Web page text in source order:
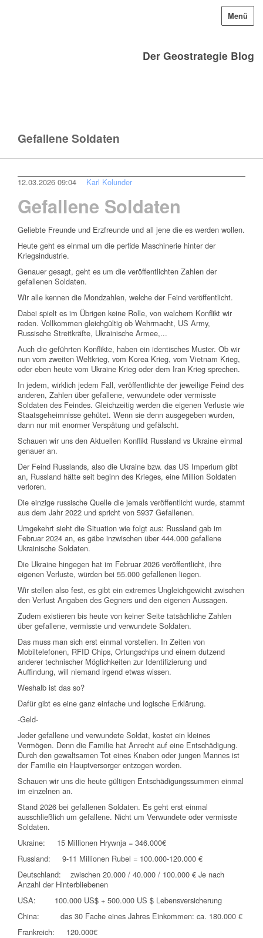
Der Geostrategie Blog
Menü
Gefallene Soldaten
12.03.2026 09:04 Karl Kolunder
Gefallene Soldaten
Geliebte Freunde und Erzfreunde und all jene die es werden wollen.
Heute geht es einmal um die perfide Maschinerie hinter der
Kriegsindustrie.
Genauer gesagt, geht es um die veröffentlichten Zahlen der
gefallenen Soldaten.
Wir alle kennen die Mondzahlen, welche der Feind veröffentlicht.
Dabei spielt es im Übrigen keine Rolle, von welchem Konflikt wir
reden. Vollkommen gleichgültig ob Wehrmacht, US Army,
Russische Streitkräfte, Ukrainische Armee,...
Auch die geführten Konflikte, haben ein identisches Muster. Ob wir
nun vom zweiten Weltkrieg, vom Korea Krieg, vom Vietnam Krieg,
oder eben heute vom Ukraine Krieg oder dem Iran Krieg sprechen.
In jedem, wirklich jedem Fall, veröffentlichte der jeweilige Feind des
anderen, Zahlen über gefallene, verwundete oder vermisste
Soldaten des Feindes. Gleichzeitig werden die eigenen Verluste wie
Staatsgeheimnisse gehütet. Wenn sie denn ausgegeben wurden,
dann nur mit enormer Verspätung und gefälscht.
Schauen wir uns den Aktuellen Konflikt Russland vs Ukraine einmal
genauer an.
Der Feind Russlands, also die Ukraine bzw. das US Imperium gibt
an, Russland hätte seit beginn des Krieges, eine Million Soldaten
verloren.
Die einzige russische Quelle die jemals veröffentlicht wurde, stammt
aus dem Jahr 2022 und spricht von 5937 Gefallenen.
Umgekehrt sieht die Situation wie folgt aus: Russland gab im
Februar 2024 an, es gäbe inzwischen über 444.000 gefallene
Ukrainische Soldaten.
Die Ukraine hingegen hat im Februar 2026 veröffentlicht, ihre
eigenen Verluste, würden bei 55.000 gefallenen liegen.
Wir stellen also fest, es gibt ein extremes Ungleichgewicht zwischen
den Verlust Angaben des Gegners und den eigenen Aussagen.
Zudem existieren bis heute von keiner Seite tatsächliche Zahlen
über gefallene, vermisste und verwundete Soldaten.
Das muss man sich erst einmal vorstellen. In Zeiten von
Mobiltelefonen, RFID Chips, Ortungschips und einem dutzend
anderer technischer Möglichkeiten zur Identifizierung und
Auffindung, will niemand irgend etwas wissen.
Weshalb ist das so?
Dafür gibt es eine ganz einfache und logische Erklärung.
-Geld-
Jeder gefallene und verwundete Soldat, kostet ein kleines
Vermögen. Denn die Familie hat Anrecht auf eine Entschädigung.
Durch den gewaltsamen Tot eines Knaben oder jungen Mannes ist
der Familie ein Hauptversorger entzogen worden.
Schauen wir uns die heute gültigen Entschädigungssummen einmal
im einzelnen an.
Stand 2026 bei gefallenen Soldaten. Es geht erst einmal
ausschließlich um gefallene. Nicht um Verwundete oder vermisste
Soldaten.
Ukraine: 15 Millionen Hrywnja = 346.000€
Russland: 9-11 Millionen Rubel = 100.000-120.000 €
Deutschland: zwischen 20.000 / 40.000 / 100.000 € Je nach
Anzahl der Hinterbliebenen
USA: 100.000 US$ + 500.000 US $ Lebensversicherung
China: das 30 Fache eines Jahres Einkommen: ca. 180.000 €
Frankreich: 120.000€